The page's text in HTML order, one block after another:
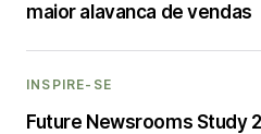
maior alavanca de vendas
INSPIRE-SE
Future Newsrooms Study